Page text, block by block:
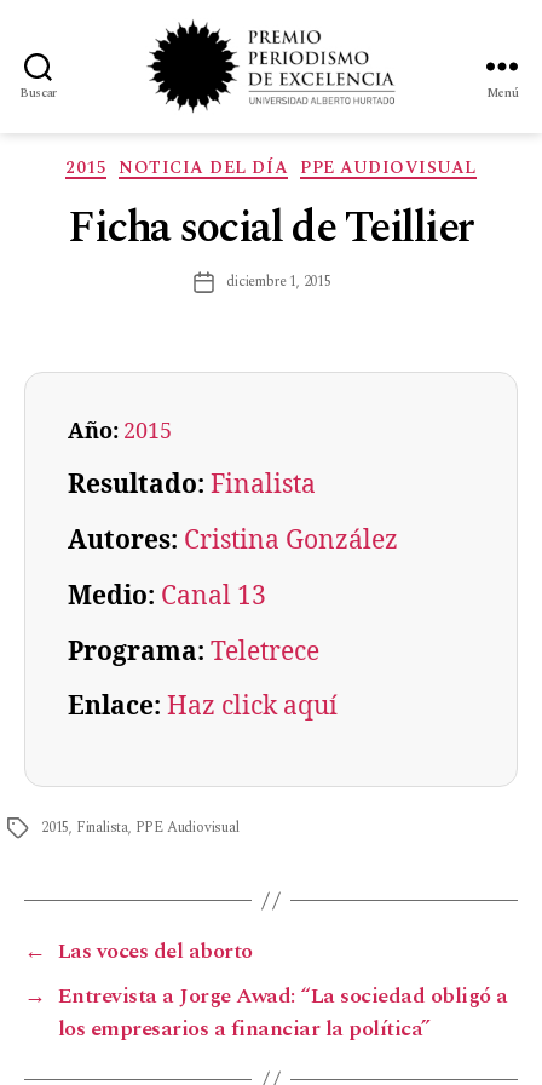
Buscar Menú
2015 NOTICIA DEL DÍA PPE AUDIOVISUAL
Ficha social de Teillier
diciembre 1, 2015
Año: 2015
Resultado: Finalista
Autores: Cristina González
Medio: Canal 13
Programa: Teletrece
Enlace: Haz click aquí
2015, Finalista, PPE Audiovisual
← Las voces del aborto
→ Entrevista a Jorge Awad: “La sociedad obligó a
los empresarios a financiar la política”